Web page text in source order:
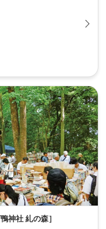
神社 糺の森］